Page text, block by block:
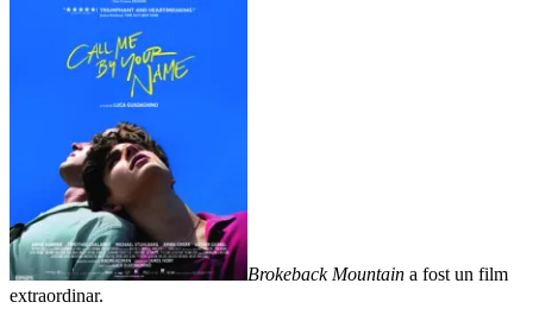
Brokeback Mountain a fost un film
extraordinar.